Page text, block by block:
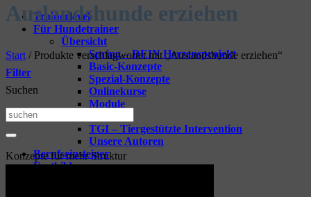
Trainerlevel
Für Hundetrainer
Übersicht
Spring – DEIN Herzensprojekt
Basic-Konzepte
Spezial-Konzepte
Onlinekurse
Module
TGI – Tiergestützte Intervention
Unsere Autoren
Berufseinsteiger
Fortbildungen
Auslandshunde erziehen
Start / Produkte verschlagwortet mit „Auslandshunde erziehen“
Filter
Suchen
Suchen
nach:
Konzepte für mehr Struktur